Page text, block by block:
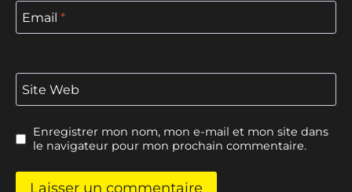
Email *
Site Web
Enregistrer mon nom, mon e-mail et mon site dans
le navigateur pour mon prochain commentaire.